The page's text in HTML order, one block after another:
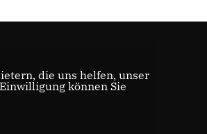
die uns helfen, unser
können Sie